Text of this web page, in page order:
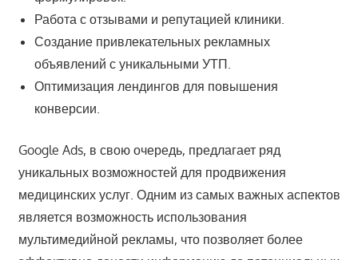
Работа с отзывами и репутацией клиники.
Создание привлекательных рекламных
объявлений с уникальными УТП.
Оптимизация лендингов для повышения
конверсии.
Google Ads, в свою очередь, предлагает ряд
уникальных возможностей для продвижения
медицинских услуг. Одним из самых важных аспектов
является возможность использования
мультимедийной рекламы, что позволяет более